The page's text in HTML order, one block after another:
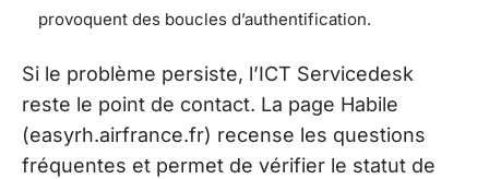
provoquent des boucles d’authentification.
Si le problème persiste, l’ICT Servicedesk
reste le point de contact. La page Habile
(easyrh.airfrance.fr) recense les questions
fréquentes et permet de vérifier le statut de